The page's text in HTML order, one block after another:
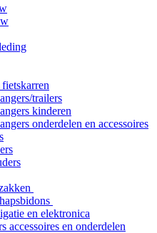
trailers
kinderen
onderdelen en accessoires
en elektronica
accessoires en onderdelen